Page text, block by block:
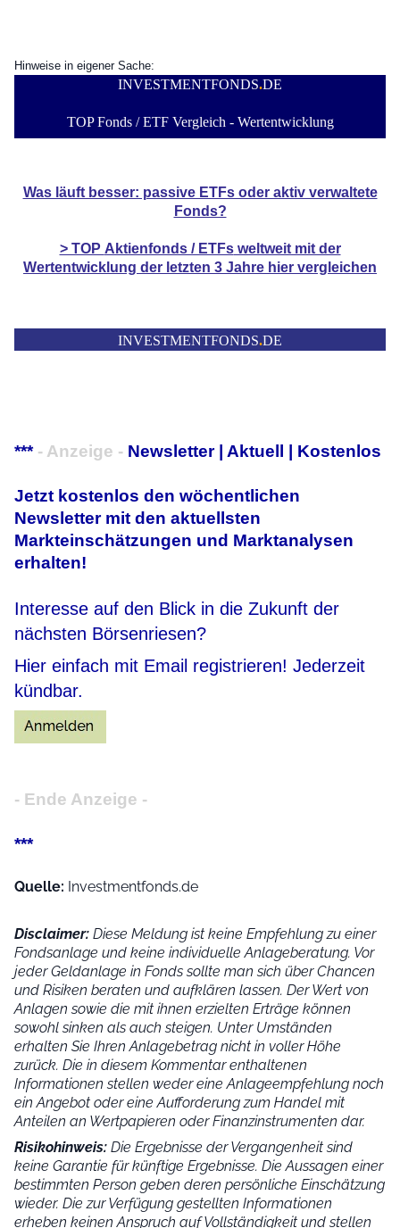
Hinweise in eigener Sache:
INVESTMENTFONDS.DE
TOP Fonds / ETF Vergleich - Wertentwicklung
Was läuft besser: passive ETFs oder aktiv verwaltete
Fonds?
> TOP Aktienfonds / ETFsweltweit mit der
Wertentwicklung der letzten 3 Jahre hier vergleichen
INVESTMENTFONDS.DE
*** - Anzeige - Newsletter | Aktuell | Kostenlos
Jetzt kostenlos den wöchentlichen
Newsletter mit den aktuellsten
Markteinschätzungen und Marktanalysen
erhalten!
Interesse auf den Blick in die Zukunft der
nächsten Börsenriesen?
Hier einfach mit Email registrieren! Jederzeit
kündbar.
- Ende Anzeige -
***
Quelle: Investmentfonds.de
Disclaimer: Diese Meldung ist keine Empfehlung zu einer
Fondsanlage und keine individuelle Anlageberatung. Vor
jeder Geldanlage in Fonds sollte man sich über Chancen
und Risiken beraten und aufklären lassen. Der Wert von
Anlagen sowie die mit ihnen erzielten Erträge können
sowohl sinken als auch steigen. Unter Umständen
erhalten Sie Ihren Anlagebetrag nicht in voller Höhe
zurück. Die in diesem Kommentar enthaltenen
Informationen stellen weder eine Anlageempfehlung noch
ein Angebot oder eine Aufforderung zum Handel mit
Anteilen an Wertpapieren oder Finanzinstrumenten dar.
Risikohinweis: Die Ergebnisse der Vergangenheit sind
keine Garantie für künftige Ergebnisse. Die Aussagen einer
bestimmten Person geben deren persönliche Einschätzung
wieder. Die zur Verfügung gestellten Informationen
erheben keinen Anspruch auf Vollständigkeit und stellen